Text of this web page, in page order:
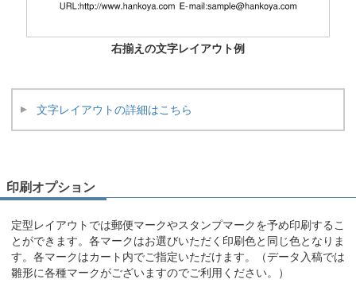
右揃えの文字レイアウト例
文字レイアウトの詳細はこちら
印刷オプション
定型レイアウトでは郵便マークやスタンプマークを予め印刷するこ
とができます。各マークはお選びいただく印刷色と同じ色となりま
す。各マークはカート内でご指定いただけます。（データ入稿では
雛形に各種マークがございますのでご利用ください。）